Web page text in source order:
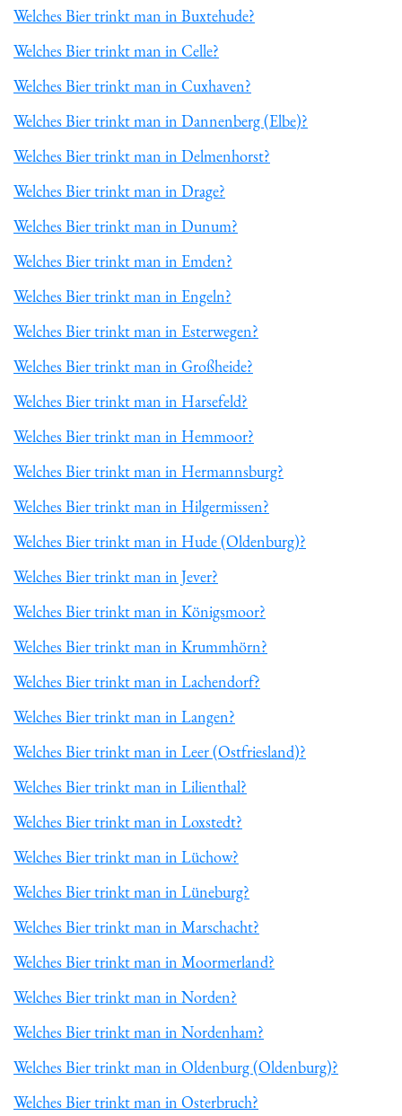
Welches Bier trinkt man in Buxtehude?
Welches Bier trinkt man in Celle?
Welches Bier trinkt man in Cuxhaven?
Welches Bier trinkt man in Dannenberg (Elbe)?
Welches Bier trinkt man in Delmenhorst?
Welches Bier trinkt man in Drage?
Welches Bier trinkt man in Dunum?
Welches Bier trinkt man in Emden?
Welches Bier trinkt man in Engeln?
Welches Bier trinkt man in Esterwegen?
Welches Bier trinkt man in Großheide?
Welches Bier trinkt man in Harsefeld?
Welches Bier trinkt man in Hemmoor?
Welches Bier trinkt man in Hermannsburg?
Welches Bier trinkt man in Hilgermissen?
Welches Bier trinkt man in Hude (Oldenburg)?
Welches Bier trinkt man in Jever?
Welches Bier trinkt man in Königsmoor?
Welches Bier trinkt man in Krummhörn?
Welches Bier trinkt man in Lachendorf?
Welches Bier trinkt man in Langen?
Welches Bier trinkt man in Leer (Ostfriesland)?
Welches Bier trinkt man in Lilienthal?
Welches Bier trinkt man in Loxstedt?
Welches Bier trinkt man in Lüchow?
Welches Bier trinkt man in Lüneburg?
Welches Bier trinkt man in Marschacht?
Welches Bier trinkt man in Moormerland?
Welches Bier trinkt man in Norden?
Welches Bier trinkt man in Nordenham?
Welches Bier trinkt man in Oldenburg (Oldenburg)?
Welches Bier trinkt man in Osterbruch?